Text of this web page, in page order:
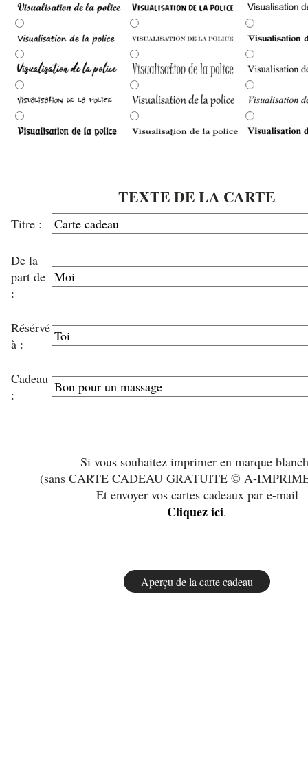
TEXTE DE LA CARTE
Titre :
De la
part de
:
Résérvé
à :
Cadeau
:
Si vous souhaitez imprimer en marque
(sans CARTE CADEAU GRATUITE © A-
Et envoyer vos cartes cadeaux par e-mail
Cliquez ici.